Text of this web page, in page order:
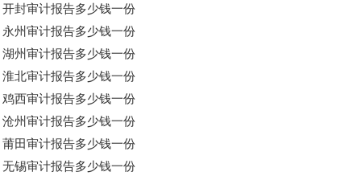
开封审计报告多少钱一份
永州审计报告多少钱一份
湖州审计报告多少钱一份
淮北审计报告多少钱一份
鸡西审计报告多少钱一份
沧州审计报告多少钱一份
莆田审计报告多少钱一份
无锡审计报告多少钱一份